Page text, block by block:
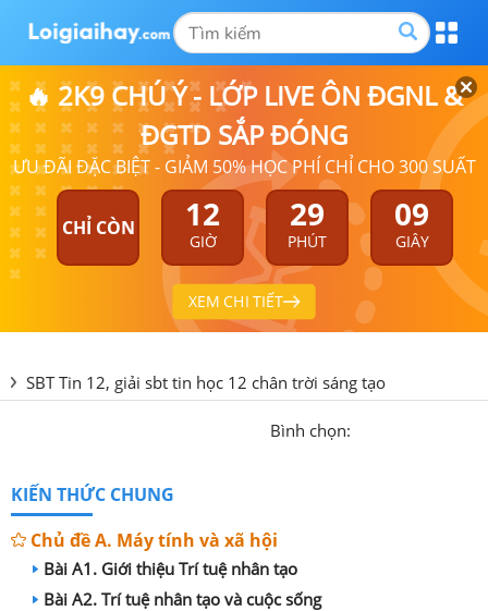
🔥 2K9 CHÚ Ý - LỚP LIVE ÔN ĐGNL &
ĐGTD SẮP ĐÓNG
ƯU ĐÃI ĐẶC BIỆT - GIẢM 50% HỌC PHÍ CHỈ CHO 300 SUẤT
CHỈ CÒN 12
GIỜ
29
PHÚT
09
GIÂY
XEM CHI TIẾT
SBT Tin 12, giải sbt tin học 12 chân trời sáng tạo
Bình chọn:
KIẾN THỨC CHUNG
Chủ đề A. Máy tính và xã hội
Bài A1. Giới thiệu Trí tuệ nhân tạo
Bài A2. Trí tuệ nhân tạo và cuộc sống